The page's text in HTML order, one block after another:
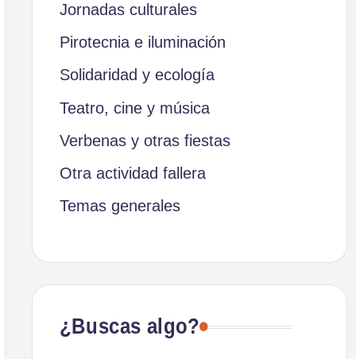
Jornadas culturales
Pirotecnia e iluminación
Solidaridad y ecología
Teatro, cine y música
Verbenas y otras fiestas
Otra actividad fallera
Temas generales
¿Buscas algo?